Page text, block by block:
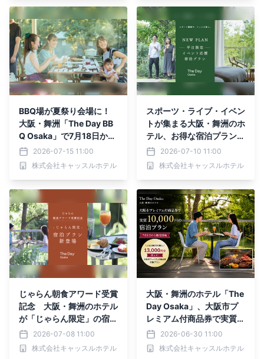
BBQ場が夏祭り会場に！
大阪・舞洲「The Day BB
Q Osaka」で7月18日から
夏休みイベントを開催
2026-07-15 11:00
株式会社キャッスルホテル
スポーツ・ライブ・イベン
トが集まる大阪・舞洲のホ
テル、お得な宿泊プランを
7月10日から販売
2026-07-10 11:00
株式会社キャッスルホテル
じゃらん朝食アワード受賞
記念 大阪・舞洲のホテル
が「じゃらん限定」の宿泊
プランを7月8日から販売
2026-07-08 11:00
株式会社キャッスルホテル
大阪・舞洲のホテル「The
Day Osaka」、大阪市プ
レミアム付商品券で実質1
0,000円で泊まれる宿泊
プラン
2026-06-30 11:00
株式会社キャッスルホテル